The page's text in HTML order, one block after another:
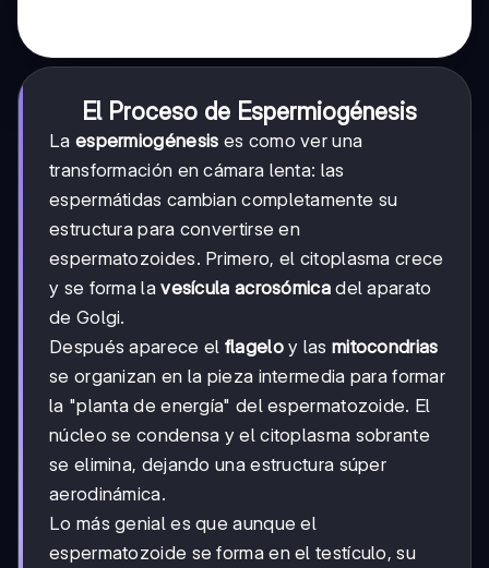
El Proceso de Espermiogénesis
La espermiogénesis es como ver una
transformación en cámara lenta: las
espermátidas cambian completamente su
estructura para convertirse en
espermatozoides. Primero, el citoplasma crece
y se forma lavesícula acrosómicadel aparato
de Golgi.
Después aparece el flageloy las mitocondrias
se organizan en la pieza intermedia para formar
la "planta de energía" del espermatozoide. El
núcleo se condensa y el citoplasma sobrante
se elimina, dejando una estructura súper
aerodinámica.
Lo más genial es que aunque el
espermatozoide se forma en el testículo, su